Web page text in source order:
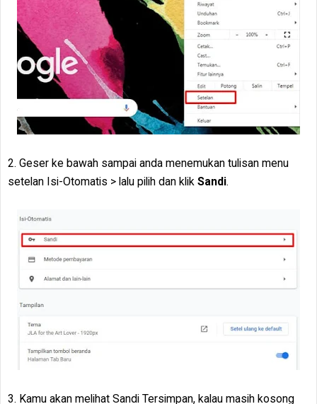
2. Geser ke bawah sampai anda menemukan tulisan menu
setelan Isi-Otomatis > lalu pilih dan klik Sandi.
3. Kamu akan melihat Sandi Tersimpan, kalau masih kosong